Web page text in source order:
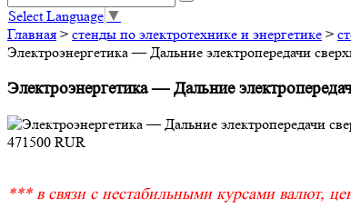
Select Language ▼
Главная > стенды по электротехнике и энергетике >
Электроэнергетика — Дальние электропередачи
Электроэнергетика — Дальние
471500 RUR
*** в связи с нестабильными курсами валют,